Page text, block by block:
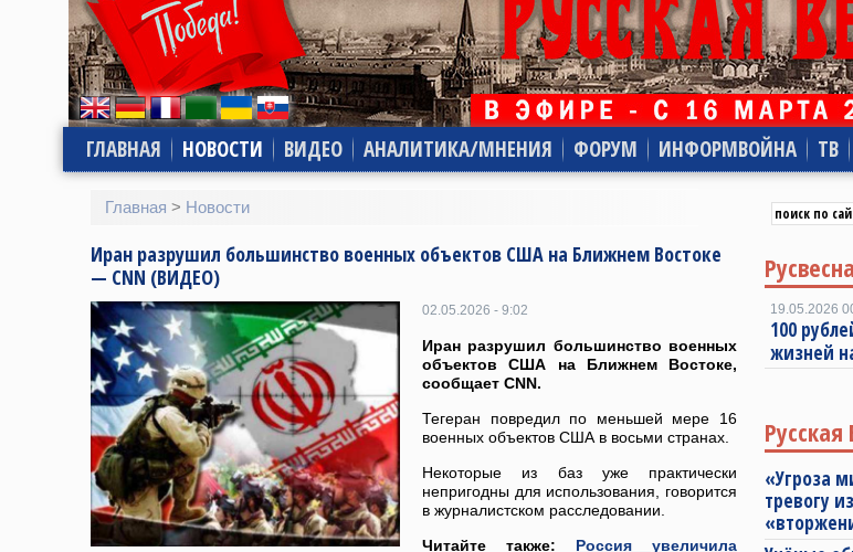
ГЛАВНАЯ НОВОСТИ ВИДЕО АНАЛИТИКА/МНЕНИЯ ФОРУМ ИНФОРМВОЙНА ТВ
Главная > Новости
Иран разрушил большинство военных объектов США на Ближнем Востоке
— CNN (ВИДЕО)
02.05.2026 - 9:02
Иран разрушил большинство военных
объектов США на Ближнем Востоке,
сообщает CNN.
Тегеран повредил по меньшей мере 16
военных объектов США в восьми странах.
Некоторые из баз уже практически
непригодны для использования, говорится
в журналистском расследовании.
Читайте также: Россия увеличила
19.05.2026
100
жизней
«Угроза
тревогу